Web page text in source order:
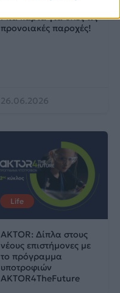
Μία κάρτα για όλες τις
προνοιακές παροχές!
26.06.2026
Life
AKTOR: Δίπλα στους
νέους επιστήμονες με
το πρόγραμμα
υποτροφιών
AKTOR4TheFuture